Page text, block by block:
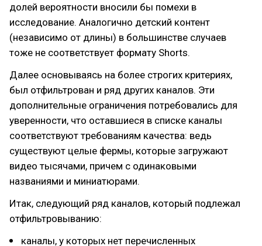
долей вероятности вносили бы помехи в
исследование. Аналогично детский контент
(независимо от длины) в большинстве случаев
тоже не соответствует формату Shorts.
Далее основываясь на более строгих критериях,
был отфильтрован и ряд других каналов. Эти
дополнительные ограничения потребовались для
уверенности, что оставшиеся в списке каналы
соответствуют требованиям качества: ведь
существуют целые фермы, которые загружают
видео тысячами, причем с одинаковыми
названиями и миниатюрами.
Итак, следующий ряд каналов, который подлежал
отфильтровыванию:
каналы, у которых нет перечисленных